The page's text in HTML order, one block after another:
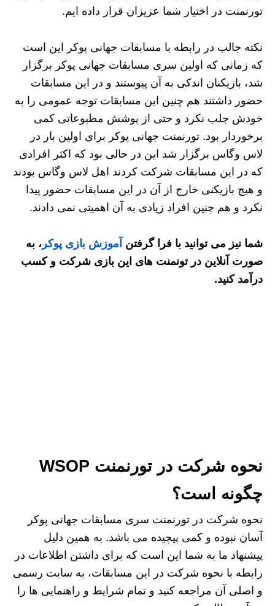
تورنمنت در اختیار شما عزیزان قرار داده ایم.
نکته جالب در رابطه با مسابقات جهانی پوکر این است
که زمانی که اولین سری مسابقات جهانی پوکر برگزار
شد، بازیکنان اندکی به آن پیوستند و در این مسابقات
حضور داشتند هم چنین این مسابقات توجه عمومی را به
خودش جلب نکرد و حتی از پوشش مطبوعاتی کمی
برخوردار بود. تورنمنت جهانی پوکر برای اولین بار در
لاس وگاس برگزار شد این در حالی بود که اکثر افرادی
که در این مسابقات شرکت کردند اهل لاس وگاس بودند
و هیچ بازیکنی خارج از آن در این مسابقات حضور پیدا
نکرد و هم چنین افراد زیادی به آن اهمیتی نمی دادند.
شما نیز می توانید با فرا گرفتن آموزش بازی پوکر ، به
صورت آنلاین در تونمنت های این بازی شرکت و کسب
درآمد کنید.
نحوه شرکت در تورنمنت WSOP
چگونه است؟
نحوه شرکت در تورنمنت سری مسابقات جهانی پوکر
آسان نبوده و کمی پیچیده می باشد. به همین دلیل
پیشنهاد ما به شما این است که برای داشتن اطلاعات در
رابطه با نحوه شرکت در این مسابقات، به سایت رسمی
و اصلی آن مراجعه کنید و تمام شرایط و راهنمایی ها را